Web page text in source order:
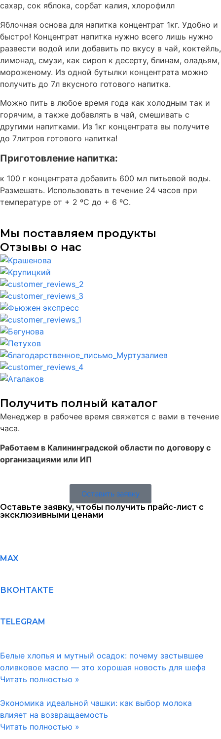
сахар, сок яблока, сорбат калия, хлорофилл
Яблочная основа для напитка концентрат 1кг. Удобно и
быстро! Концентрат напитка нужно всего лишь нужно
развести водой или добавить по вкусу в чай, коктейль,
лимонад, смузи, как сироп к десерту, блинам, оладьям,
мороженому. Из одной бутылки концентрата можно
получить до 7л вкусного готового напитка.
Можно пить в любое время года как холодным так и
горячим, а также добавлять в чай, смешивать с
другими напитками. Из 1кг концентрата вы получите
до 7литров готового напитка!
Приготовление напитка:
к 100 г концентрата добавить 600 мл питьевой воды.
Размешать. Использовать в течение 24 часов при
температуре от + 2 ºС до + 6 ºС.
Мы поставляем продукты
Отзывы о нас
Получить полный каталог
Менеджер в рабочее время свяжется с вами в течение
часа.
Работаем в Калининградской области по договору с
организациями или ИП
Оставить заявку
Оставьте заявку, чтобы получить прайс-лист с
эксклюзивными ценами
MAX
ВКОНТАКТЕ
TELEGRAM
Белые хлопья и мутный осадок: почему застывшее
оливковое масло — это хорошая новость для шефа
Читать полностью »
Экономика идеальной чашки: как выбор молока
влияет на возвращаемость
Читать полностью »